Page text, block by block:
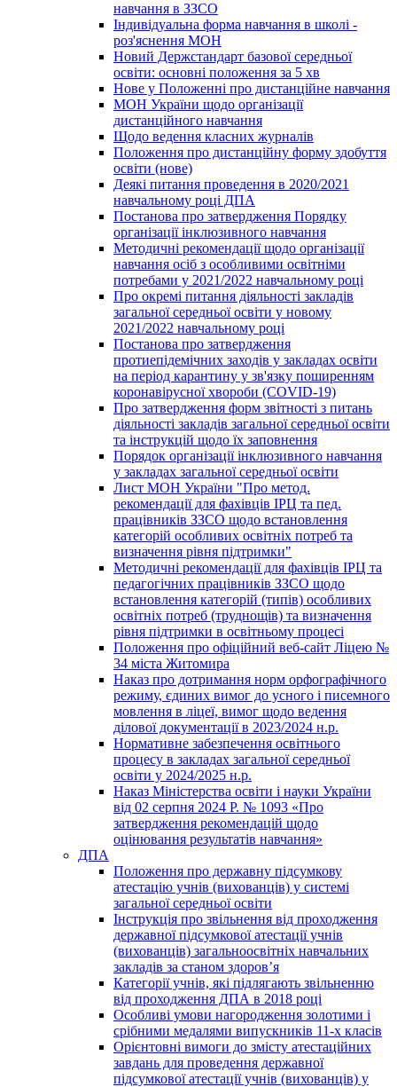
навчання в ЗЗСО
Індивідуальна форма навчання в школі -
роз'яснення МОН
Новий Держстандарт базової середньої
освіти: основні положення за 5 хв
Нове у Положенні про дистанційне навчання
МОН України щодо організації
дистанційного навчання
Щодо ведення класних журналів
Положення про дистанційну форму здобуття
освіти (нове)
Деякі питання проведення в 2020/2021
навчальному році ДПА
Постанова про затвердження Порядку
організації інклюзивного навчання
Методичні рекомендації щодо організації
навчання осіб з особливими освітніми
потребами у 2021/2022 навчальному році
Про окремі питання діяльності закладів
загальної середньої освіти у новому
2021/2022 навчальному році
Постанова про затвердження
протиепідемічних заходів у закладах освіти
на період карантину у зв'язку поширенням
коронавірусної хвороби (COVID-19)
Про затвердження форм звітності з питань
діяльності закладів загальної середньої освіти
та інструкцій щодо їх заповнення
Порядок організації інклюзивного навчання
у закладах загальної середньої освіти
Лист МОН України "Про метод.
рекомендації для фахівців ІРЦ та пед.
працівників ЗЗСО щодо встановлення
категорій особливих освітніх потреб та
визначення рівня підтримки"
Методичні рекомендації для фахівців ІРЦ та
педагогічних працівників ЗЗСО щодо
встановлення категорій (типів) особливих
освітніх потреб (труднощів) та визначення
рівня підтримки в освітньому процесі
Положення про офіційний веб-сайт Ліцею №
34 міста Житомира
Наказ про дотримання норм орфографічного
режиму, єдиних вимог до усного і писемного
мовлення в ліцеї, вимог щодо ведення
ділової документації в 2023/2024 н.р.
Нормативне забезпечення освітнього
процесу в закладах загальної середньої
освіти у 2024/2025 н.р.
Наказ Міністерства освіти і науки України
від 02 серпня 2024 Р. № 1093 «Про
затвердження рекомендацій щодо
оцінювання результатів навчання»
ДПА
Положення про державну підсумкову
атестацію учнів (вихованців) у системі
загальної середньої освіти
Інструкція про звільнення від проходження
державної підсумкової атестації учнів
(вихованців) загальноосвітніх навчальних
закладів за станом здоров’я
Категорії учнів, які підлягають звільненню
від проходження ДПА в 2018 році
Особливі умови нагородження золотими і
срібними медалями випускників 11-х класів
Орієнтовні вимоги до змісту атестаційних
завдань для проведення державної
підсумкової атестації учнів (вихованців) у